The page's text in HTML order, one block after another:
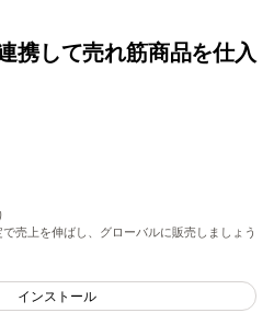
携して売れ筋商品を仕入
売上を伸ばし、グローバルに販売しましょう
インストール